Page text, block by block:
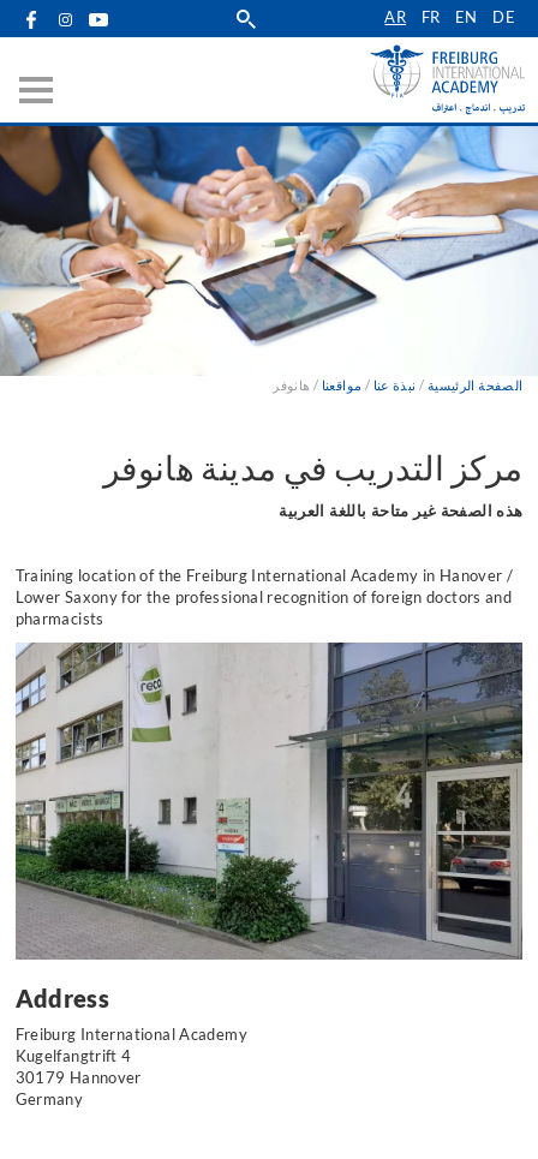
Skip
navigation
DE
EN
FR
AR
الصفحة الرئيسية نبذة عنا مواقعنا هانوفر
مركز التدريب في مدينة هانوفر
هذه الصفحة غير متاحة باللغة العربية
Training location of the Freiburg International Academy in Hanover /
Lower Saxony for the professional recognition of foreign doctors and
pharmacists
Address
Freiburg International Academy
Kugelfangtrift 4
30179 Hannover
Germany